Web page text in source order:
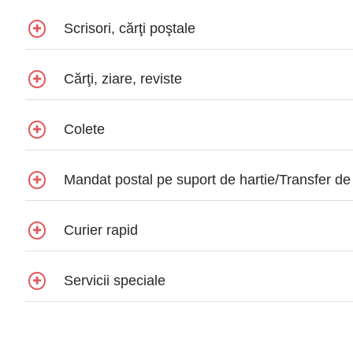
Scrisori, cărţi poştale
Cărţi, ziare, reviste
Colete
Mandat postal pe suport de hartie/Transfer
Curier rapid
Servicii speciale